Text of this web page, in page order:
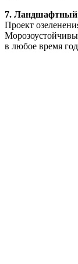
7. Ландшафтный
Проект
в любое время